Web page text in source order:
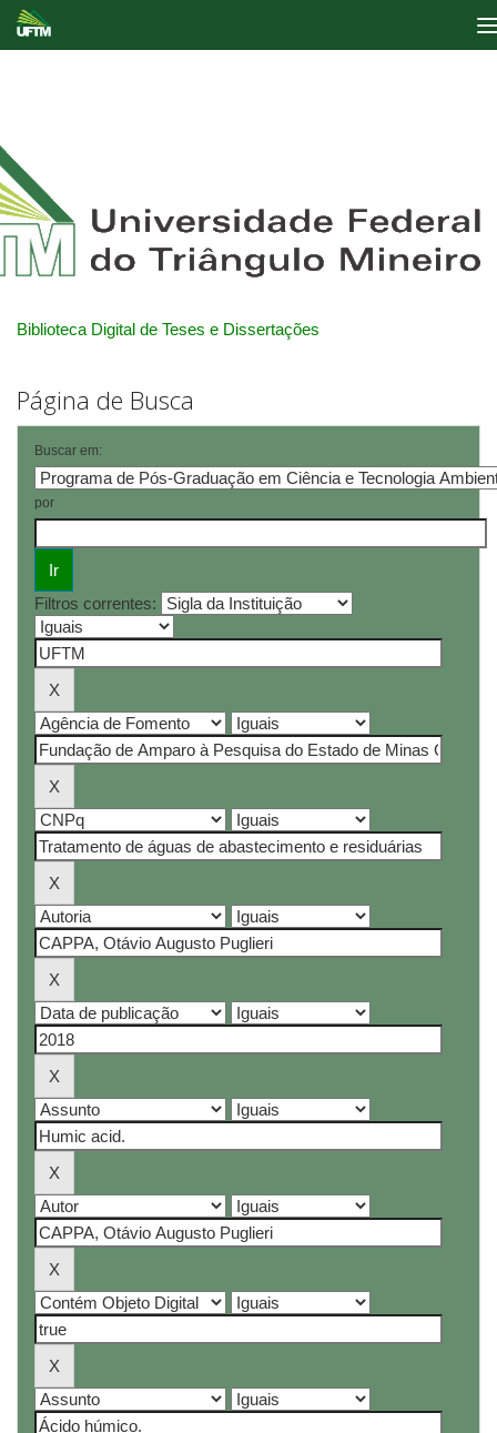
Biblioteca Digital de Teses e Dissertações
Página de Busca
Buscar em:
por
Filtros correntes: